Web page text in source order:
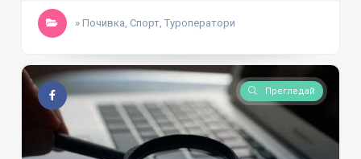
» Почивка, Спорт, Туроператори
Прегледай